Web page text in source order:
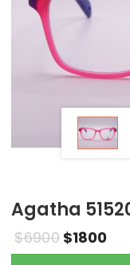
Agatha
$6900 $1800